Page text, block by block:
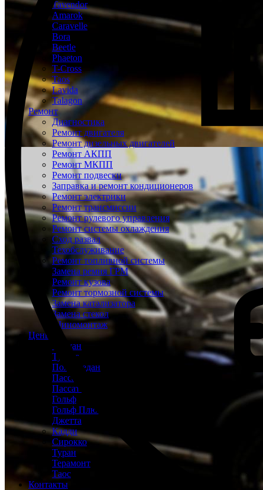
Tavendor
Amarok
Caravelle
Bora
Beetle
Phaeton
T-Cross
Taos
Lavida
Talagon
Ремонт
Диагностика
Ремонт двигателя
Ремонт дизельных двигателей
Ремонт АКПП
Ремонт МКПП
Ремонт подвески
Заправка и ремонт кондиционеров
Ремонт электрики
Ремонт трансмиссии
Ремонт рулевого управления
Ремонт системы охлаждения
Сход развал
Техобслуживание
Ремонт топливной системы
Замена ремня ГРМ
Ремонт кузова
Ремонт тормозной системы
Замена катализатора
Замена стекол
Шиномонтаж
Цены
Тигуан
Туарег
Поло Седан
Пассат
Пассат СС
Гольф
Гольф Плюс
Джетта
Кадди
Сирокко
Туран
Терамонт
Таос
Контакты